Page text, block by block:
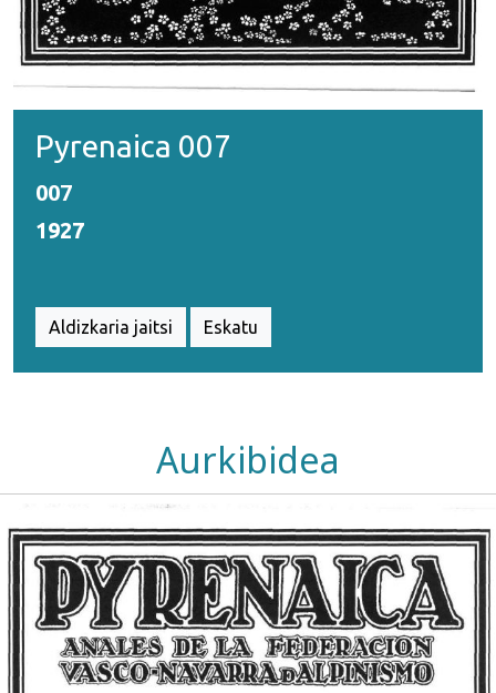
Pyrenaica 007
007
1927
Aldizkaria jaitsi Eskatu
Aurkibidea